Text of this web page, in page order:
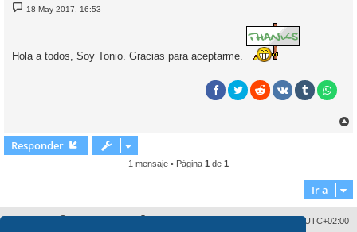
M
e
j
e
18 May 2017, 16:53
Hola a todos, Soy Tonio. Gracias para aceptarme.
Responder
1 mensaje • Página 1 de 1
Ir a
UTC+02:00